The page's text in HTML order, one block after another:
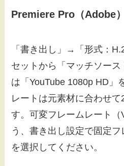
Premiere Pro（Adobe）
「書き出し」→「形式：
セットから「マッチソー
は「YouTube 1080p HD」
レートは元素材に合わせ
す。可変フレームレート（
う、書き出し設定で固定フ
を選択してください。